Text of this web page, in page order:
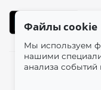
Файлы cookie
Мы используем
нашими
анализа событий